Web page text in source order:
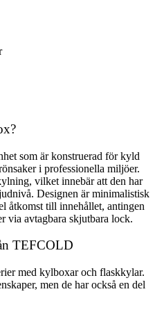
som är konstruerad för kyld
i professionella miljöer.
vilket innebär att den har
Designen är minimalistisk
åtkomst till innehållet, antingen
via avtagbara skjutbara lock.
TEFCOLD
med kylboxar och flaskkylar.
men de har också en del